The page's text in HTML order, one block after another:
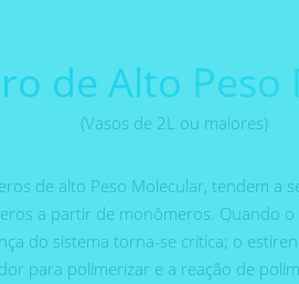
de Alto
(Vasos de 2L ou maiores)
de alto Peso Molecular, tendem a
a partir de monômeros. Quando
do sistema torna-se crítica; o
para polimerizar e a reação de